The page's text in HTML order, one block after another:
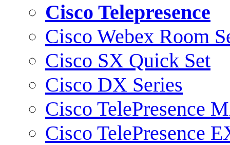
Cisco Telepresence
Cisco Webex Room
Cisco SX Quick Set
Cisco DX Series
Cisco TelePresence
Cisco TelePresence